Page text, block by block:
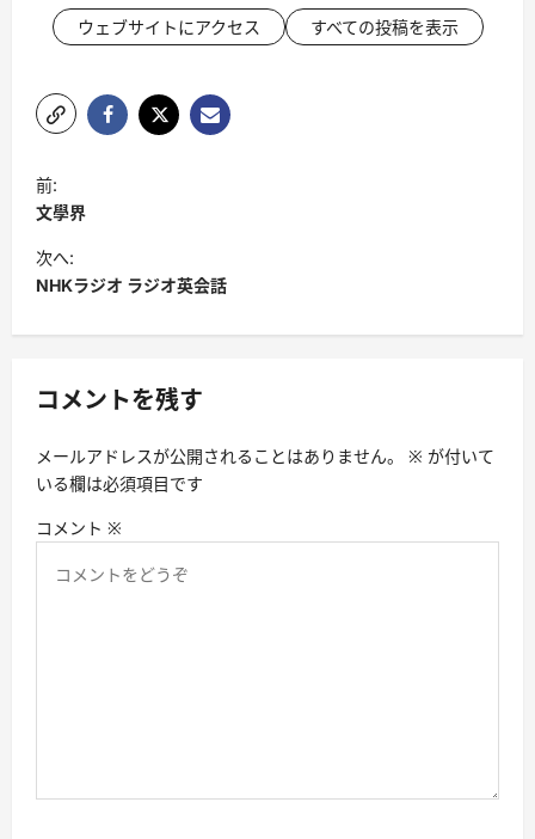
ウェブサイトにアクセス すべての投稿を表示
投
稿
ナ
ビ
シ
ン
前:
文學界
次へ:
NHKラジオ ラジオ英会話
コメントを残す
メールアドレスが公開されることはありません。 ※ が付いて
いる欄は必須項目です
コメント ※